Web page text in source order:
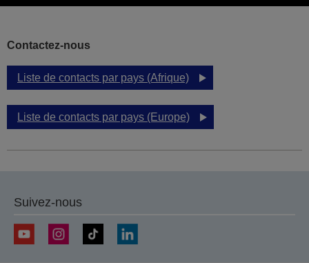
Contactez-nous
Liste de contacts par pays (Afrique)
Liste de contacts par pays (Europe)
Suivez-nous